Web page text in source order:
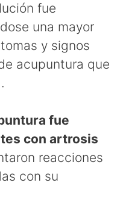
fue
una mayor
y signos
acupuntura que
fue
con artrosis
reacciones
con su